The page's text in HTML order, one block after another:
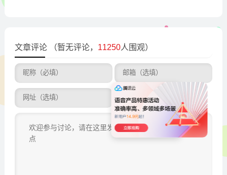
文章评论 （暂无评论， 11250人围观）